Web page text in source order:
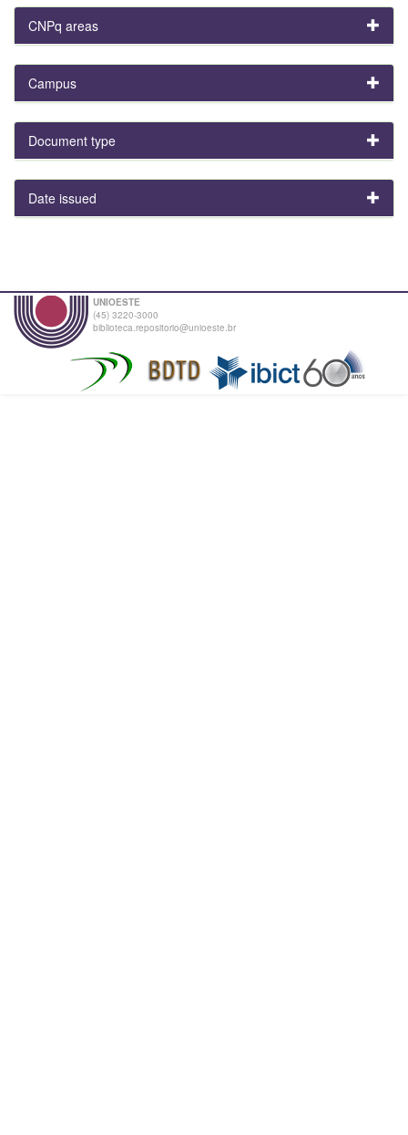
CNPq areas
Campus
Document type
Date issued
UNIOESTE
(45) 3220-3000
biblioteca.repositorio@unioeste.br